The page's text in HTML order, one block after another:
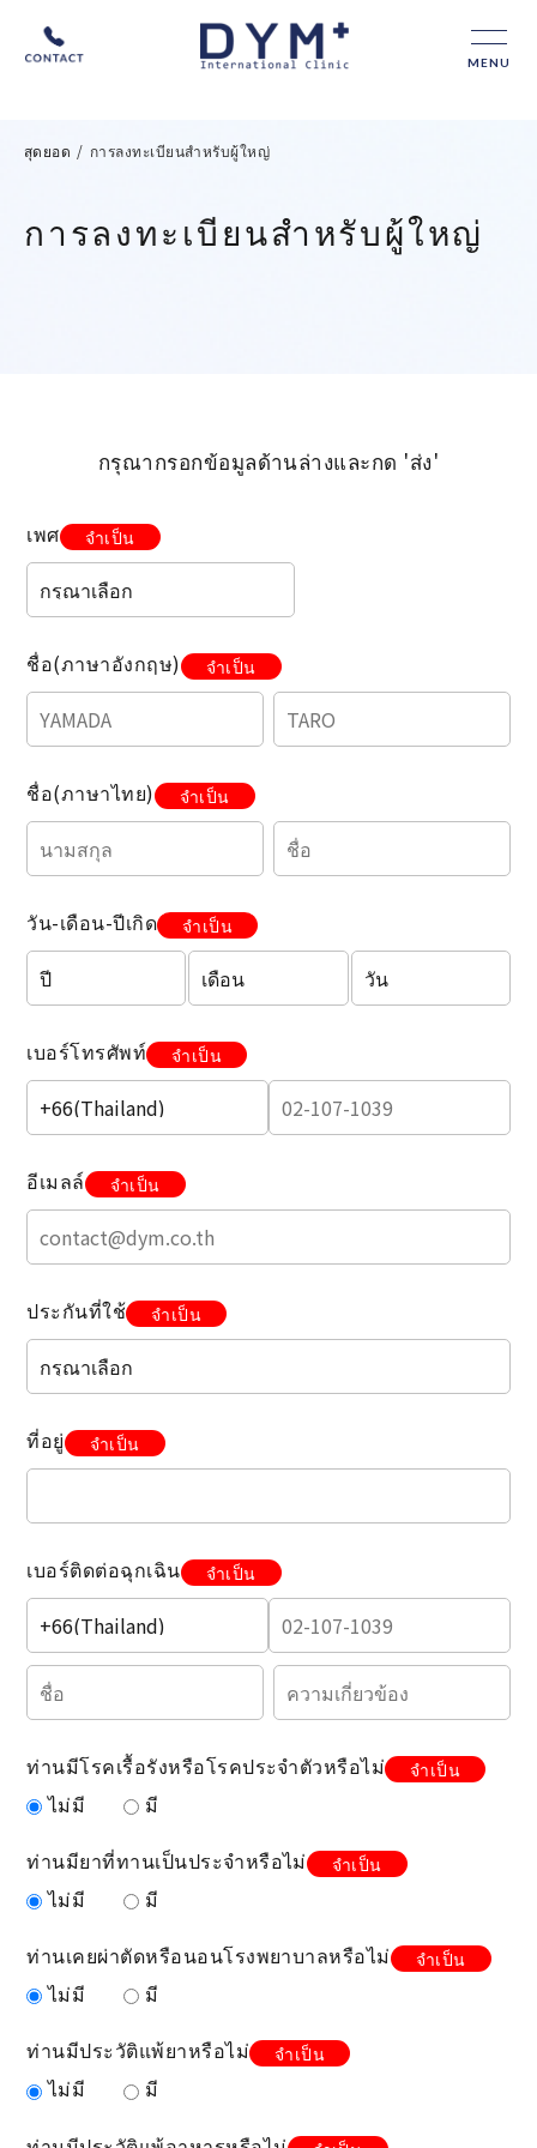
MENU
สุดยอด / การลงทะเบียนสำหรับผู้ใหญ่
การลงทะเบียนสำหรับผู้ใหญ่
กรุณากรอกข้อมูลด้านล่างและกด 'ส่ง'
เพศ จำเป็น
ชื่อ(ภาษาอังกฤษ) จำเป็น
ชื่อ(ภาษาไทย) จำเป็น
วัน-เดือน-ปีเกิด จำเป็น
เบอร์โทรศัพท์ จำเป็น
อีเมลล์ จำเป็น
ประกันที่ใช้ จำเป็น
ที่อยู่ จำเป็น
เบอร์ติดต่อฉุกเฉิน จำเป็น
ท่านมีโรคเรื้อรังหรือโรคประจำตัวหรือไม่ จำเป็น
ไม่มี
มี
ท่านมียาที่ทานเป็นประจำหรือไม่
จำเป็น
ไม่มี
มี
ท่านเคยผ่าตัดหรือนอนโรงพยาบาลหรือไม่
จำเป็น
ไม่มี
มี
ท่านมีประวัติแพ้ยาหรือไม่
จำเป็น
ไม่มี
มี